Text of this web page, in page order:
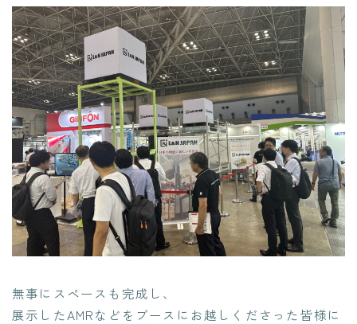
BLOG
RECRUIT
CONTACT
無事にスペースも完成し、
展示したAMRなどをブースにお越しくださった皆様に